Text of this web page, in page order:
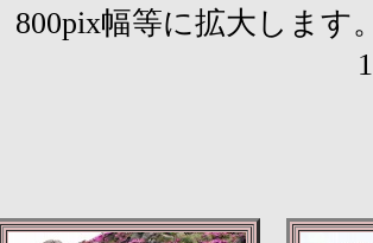
800pix幅等に拡大します